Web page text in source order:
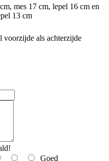
mes 17 cm, lepel 16 cm en
13 cm
voorzijde als achterzijde
Goed